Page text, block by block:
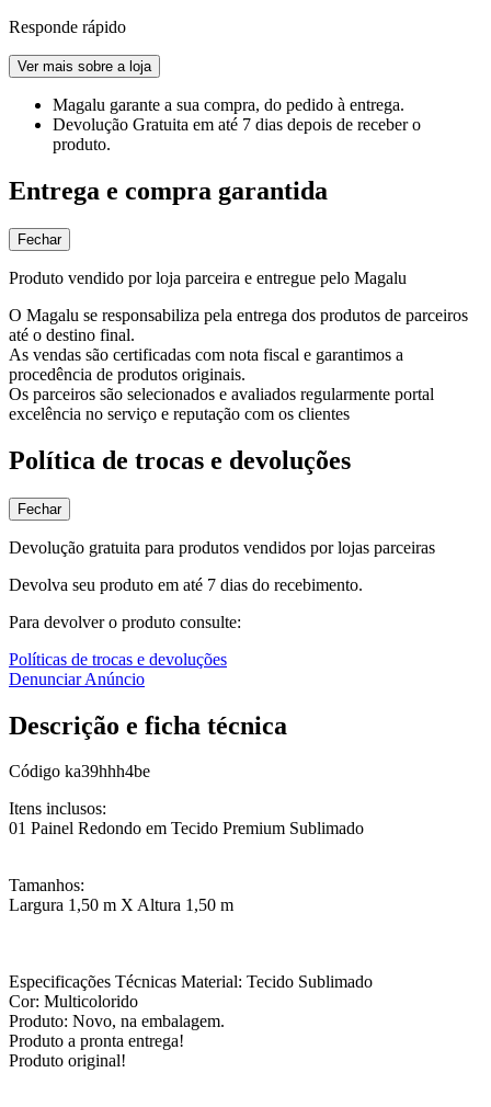
Responde rápido
Ver mais sobre a loja
Magalu garante a sua compra, do pedido à entrega.
Devolução Gratuita em até 7 dias depois de receber o
produto.
Entrega e compra garantida
Fechar
Produto vendido por loja parceira e entregue pelo Magalu
O Magalu se responsabiliza pela entrega dos produtos de parceiros
até o destino final.
As vendas são certificadas com nota fiscal e garantimos a
procedência de produtos originais.
Os parceiros são selecionados e avaliados regularmente portal
excelência no serviço e reputação com os clientes
Política de trocas e devoluções
Fechar
Devolução gratuita para produtos vendidos por lojas parceiras
Devolva seu produto em até 7 dias do recebimento.
Para devolver o produto consulte:
Políticas de trocas e devoluções
Denunciar Anúncio
Descrição e ficha técnica
Código ka39hhh4be
Itens inclusos:
01 Painel Redondo em Tecido Premium Sublimado
Tamanhos:
Largura 1,50 m X Altura 1,50 m
Especificações Técnicas Material: Tecido Sublimado
Cor: Multicolorido
Produto: Novo, na embalagem.
Produto a pronta entrega!
Produto original!